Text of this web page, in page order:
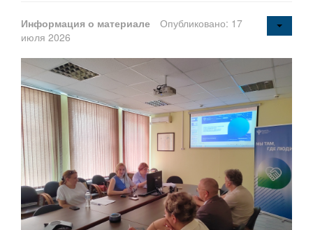
Информация о материале
Опубликовано: 17
июля 2026